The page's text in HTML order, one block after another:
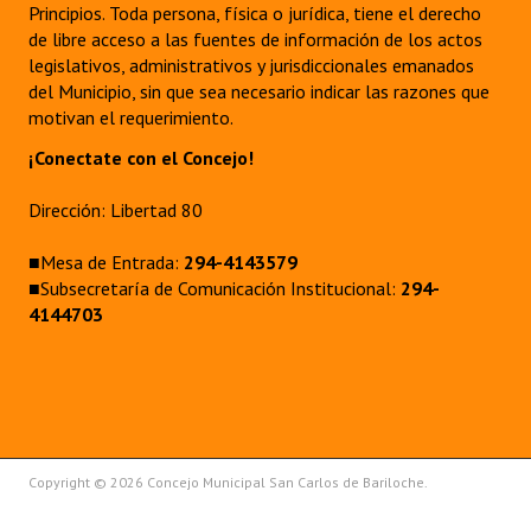
Principios. Toda persona, física o jurídica, tiene el derecho
de libre acceso a las fuentes de información de los actos
legislativos, administrativos y jurisdiccionales emanados
del Municipio, sin que sea necesario indicar las razones que
motivan el requerimiento.
¡Conectate con el Concejo!
Dirección: Libertad 80
■Mesa de Entrada: 294-4143579
■Subsecretaría de Comunicación Institucional: 294-
4144703
Copyright © 2026 Concejo Municipal San Carlos de Bariloche.